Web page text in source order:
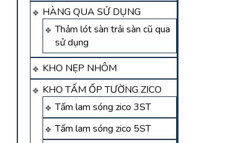
HÀNG QUA SỬ DỤNG
Thảm lót sàn trải sàn cũ qua
sử dụng
KHO NẸP NHÔM
KHO TẤM ỐP TƯỜNG ZICO
Tấm lam sóng zico 3ST
Tấm lam sóng zico 5ST